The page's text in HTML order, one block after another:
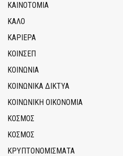
ΚΑΙΝΟΤΟΜΊΑ
ΚΑΛΟ
ΚΑΡΙΕΡΑ
ΚΟΙΝΣΕΠ
ΚΟΙΝΩΝΙΑ
ΚΟΙΝΩΝΙΚΆ ΔΊΚΤΥΑ
ΚΟΙΝΩΝΙΚΉ ΟΙΚΟΝΟΜΊΑ
ΚΟΣΜΟΣ
ΚΟΣΜΟΣ
ΚΡΥΠΤΟΝΟΜΊΣΜΑΤΑ